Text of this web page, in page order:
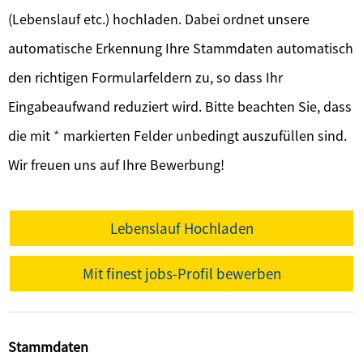
(Lebenslauf etc.) hochladen. Dabei ordnet unsere
automatische Erkennung Ihre Stammdaten automatisch
den richtigen Formularfeldern zu, so dass Ihr
Eingabeaufwand reduziert wird. Bitte beachten Sie, dass
die mit * markierten Felder unbedingt auszufüllen sind.
Wir freuen uns auf Ihre Bewerbung!
Lebenslauf Hochladen
Mit finest jobs-Profil bewerben
Stammdaten